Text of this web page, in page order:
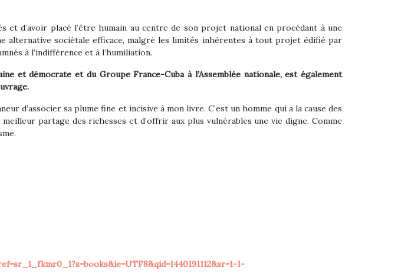
et d’avoir placé l’être humain au centre de son projet national en procédant à une
alternative sociétale efficace, malgré les limités inhérentes à tout projet édifié par
à l’indifférence et à l’humiliation.
et démocrate et du Groupe France-Cuba à l’Assemblée nationale, est également
d’associer sa plume fine et incisive à mon livre. C’est un homme qui a la cause des
partage des richesses et d’offrir aux plus vulnérables une vie digne. Comme
1-